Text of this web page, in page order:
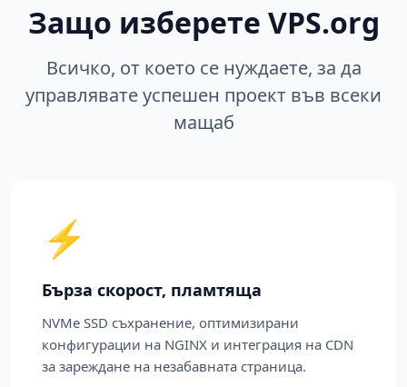
Защо изберете VPS.org
Всичко, от което се нуждаете, за да
управлявате успешен проект във всеки
мащаб
⚡
Бърза скорост, пламтяща
NVMe SSD съхранение, оптимизирани
конфигурации на NGINX и интеграция на CDN
за зареждане на незабавната страница.